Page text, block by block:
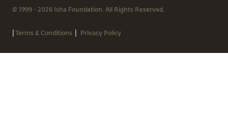
© 1999 - 2026 Isha Foundation. All Rights Reserved.
|Terms & Conditions | Privacy Policy